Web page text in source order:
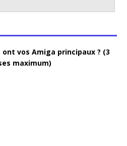
vos Amiga principaux ? (3
maximum)